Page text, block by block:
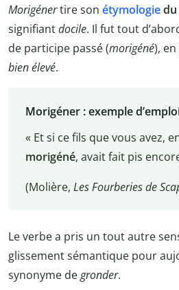
Morigénertire son étymologie
signifiantdocile. Il fut tout
de participe passé (morigéné),
bien élevé.
Morigéner : exemple
« Et si ce fils que vous avez,
morigéné, avait fait pis
(Molière, Les Fourberies de
Le verbe a pris un tout autre
glissement sémantique pour
synonyme degronder.